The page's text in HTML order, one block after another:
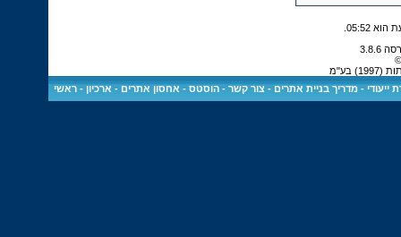
05:52
בע"מ
ייעודי -מדריך בניית אתרים -צור קשר -הוסטס - אחסון אתרים - ארכיון -ראשי